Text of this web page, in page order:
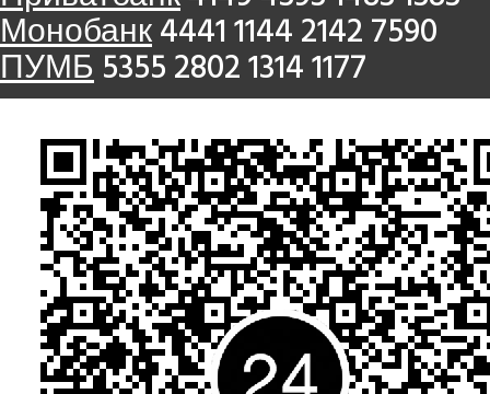
Монобанк4441 1144 2142 7590
ПУМБ5355 2802 1314 1177